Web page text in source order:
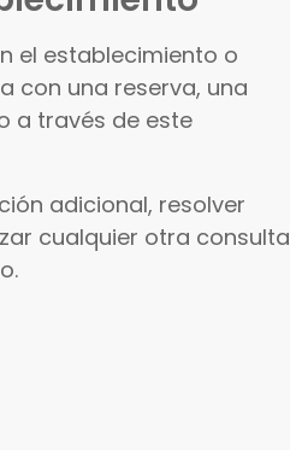
el establecimiento o
con una reserva, una
a través de este
adicional, resolver
cualquier otra consulta